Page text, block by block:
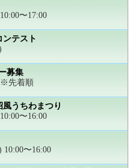
〜17:00
ンテスト
募集
※先着順
うちわまつり
〜16:00
10:00〜16:00